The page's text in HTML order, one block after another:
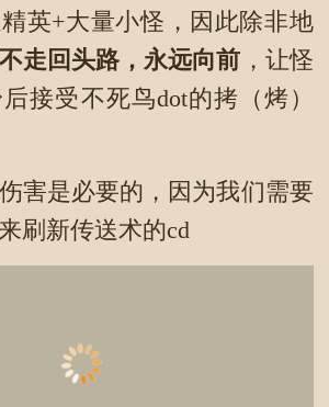
英+大量小怪，因此除非地
走回头路，永远向前 ，让怪
接受不死鸟dot的拷（烤）
害是必要的，因为我们需要
刷新传送术的cd